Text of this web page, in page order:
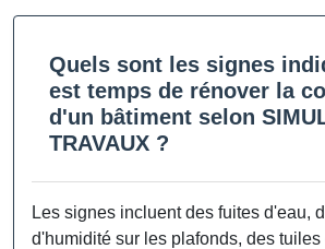
Quels sont les signes
est temps de rénover la
d'un bâtiment selon
TRAVAUX ?
Les signes incluent des fuites d'eau,
d'humidité sur les plafonds, des